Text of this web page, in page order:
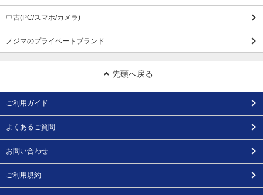
中古(PC/スマホ/カメラ)
ノジマのプライベートブランド
先頭へ戻る
ご利用ガイド
よくあるご質問
お問い合わせ
ご利用規約